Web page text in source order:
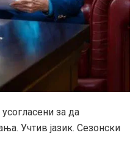
за да
Учтив јазик. Сезонски